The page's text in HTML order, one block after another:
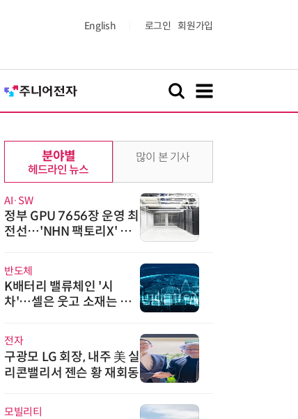
English 로그인 회원가입
분야별
헤드라인 뉴스
AI·SW
정부 GPU 7656장 운영 최
전선…'NHN 팩토리X' 가
반도체
K배터리 밸류체인 '시
차'…셀은 웃고 소재는 아
전자
구광모 LG 회장, 내주 美 실
리콘밸리서 젠슨 황 재회동
모빌리티
많이 본 기사